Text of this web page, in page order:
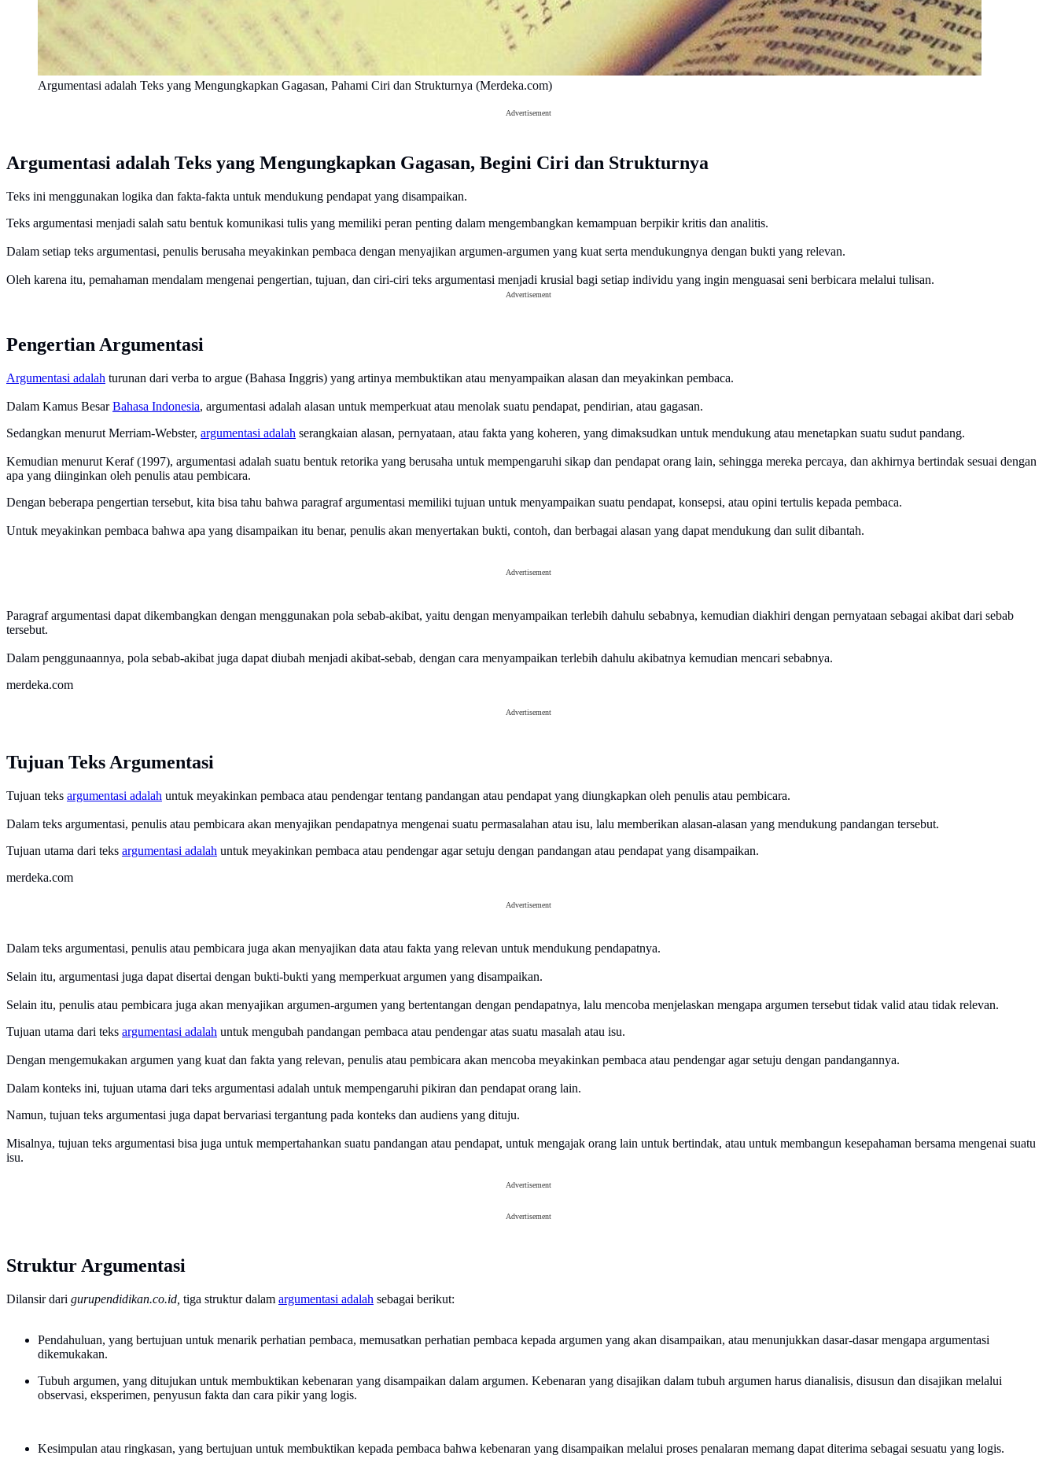
Argumentasi adalah Teks yang Mengungkapkan Gagasan, Pahami Ciri dan Strukturnya (Merdeka.com)
Advertisement
Argumentasi adalah Teks yang Mengungkapkan Gagasan, Begini Ciri dan Strukturnya
Teks ini menggunakan logika dan fakta-fakta untuk mendukung pendapat yang disampaikan.
Teks argumentasi menjadi salah satu bentuk komunikasi tulis yang memiliki peran penting dalam mengembangkan kemampuan berpikir kritis dan analitis.
Dalam setiap teks argumentasi, penulis berusaha meyakinkan pembaca dengan menyajikan argumen-argumen yang kuat serta mendukungnya dengan bukti yang relevan.
Oleh karena itu, pemahaman mendalam mengenai pengertian, tujuan, dan ciri-ciri teks argumentasi menjadi krusial bagi setiap individu yang ingin menguasai seni berbicara melalui tulisan.
Advertisement
Pengertian Argumentasi
Argumentasi adalah turunan dari verba to argue (Bahasa Inggris) yang artinya membuktikan atau menyampaikan alasan dan meyakinkan pembaca.
Dalam Kamus BesarBahasa Indonesia, argumentasi adalah alasan untuk memperkuat atau menolak suatu pendapat, pendirian, atau gagasan.
Sedangkan menurut Merriam-Webster, argumentasi adalah serangkaian alasan, pernyataan, atau fakta yang koheren, yang dimaksudkan untuk mendukung atau menetapkan suatu sudut pandang.
Kemudian menurut Keraf (1997), argumentasi adalah suatu bentuk retorika yang berusaha untuk mempengaruhi sikap dan pendapat orang lain, sehingga mereka percaya, dan akhirnya bertindak sesuai dengan
apa yang diinginkan oleh penulis atau pembicara.
Dengan beberapa pengertian tersebut, kita bisa tahu bahwa paragraf argumentasi memiliki tujuan untuk menyampaikan suatu pendapat, konsepsi, atau opini tertulis kepada pembaca.
Untuk meyakinkan pembaca bahwa apa yang disampaikan itu benar, penulis akan menyertakan bukti, contoh, dan berbagai alasan yang dapat mendukung dan sulit dibantah.
Advertisement
Paragraf argumentasi dapat dikembangkan dengan menggunakan pola sebab-akibat, yaitu dengan menyampaikan terlebih dahulu sebabnya, kemudian diakhiri dengan pernyataan sebagai akibat dari sebab
tersebut.
Dalam penggunaannya, pola sebab-akibat juga dapat diubah menjadi akibat-sebab, dengan cara menyampaikan terlebih dahulu akibatnya kemudian mencari sebabnya.
merdeka.com
Advertisement
Tujuan Teks Argumentasi
Tujuan teks argumentasi adalah untuk meyakinkan pembaca atau pendengar tentang pandangan atau pendapat yang diungkapkan oleh penulis atau pembicara.
Dalam teks argumentasi, penulis atau pembicara akan menyajikan pendapatnya mengenai suatu permasalahan atau isu, lalu memberikan alasan-alasan yang mendukung pandangan tersebut.
Tujuan utama dari teks argumentasi adalah untuk meyakinkan pembaca atau pendengar agar setuju dengan pandangan atau pendapat yang disampaikan.
merdeka.com
Advertisement
Dalam teks argumentasi, penulis atau pembicara juga akan menyajikan data atau fakta yang relevan untuk mendukung pendapatnya.
Selain itu, argumentasi juga dapat disertai dengan bukti-bukti yang memperkuat argumen yang disampaikan.
Selain itu, penulis atau pembicara juga akan menyajikan argumen-argumen yang bertentangan dengan pendapatnya, lalu mencoba menjelaskan mengapa argumen tersebut tidak valid atau tidak relevan.
Tujuan utama dari teks argumentasi adalah untuk mengubah pandangan pembaca atau pendengar atas suatu masalah atau isu.
Dengan mengemukakan argumen yang kuat dan fakta yang relevan, penulis atau pembicara akan mencoba meyakinkan pembaca atau pendengar agar setuju dengan pandangannya.
Dalam konteks ini, tujuan utama dari teks argumentasi adalah untuk mempengaruhi pikiran dan pendapat orang lain.
Namun, tujuan teks argumentasi juga dapat bervariasi tergantung pada konteks dan audiens yang dituju.
Misalnya, tujuan teks argumentasi bisa juga untuk mempertahankan suatu pandangan atau pendapat, untuk mengajak orang lain untuk bertindak, atau untuk membangun kesepahaman bersama mengenai suatu
isu.
Advertisement
Advertisement
Struktur Argumentasi
Dilansir dari gurupendidikan.co.id, tiga struktur dalam argumentasi adalah sebagai berikut:
Pendahuluan, yang bertujuan untuk menarik perhatian pembaca, memusatkan perhatian pembaca kepada argumen yang akan disampaikan, atau menunjukkan dasar-dasar mengapa argumentasi
dikemukakan.
Tubuh argumen, yang ditujukan untuk membuktikan kebenaran yang disampaikan dalam argumen. Kebenaran yang disajikan dalam tubuh argumen harus dianalisis, disusun dan disajikan melalui
observasi, eksperimen, penyusun fakta dan cara pikir yang logis.
Kesimpulan atau ringkasan, yang bertujuan untuk membuktikan kepada pembaca bahwa kebenaran yang disampaikan melalui proses penalaran memang dapat diterima sebagai sesuatu yang logis.